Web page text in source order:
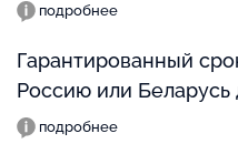
подробнее
Гарантированный
Россию или Беларусь
подробнее